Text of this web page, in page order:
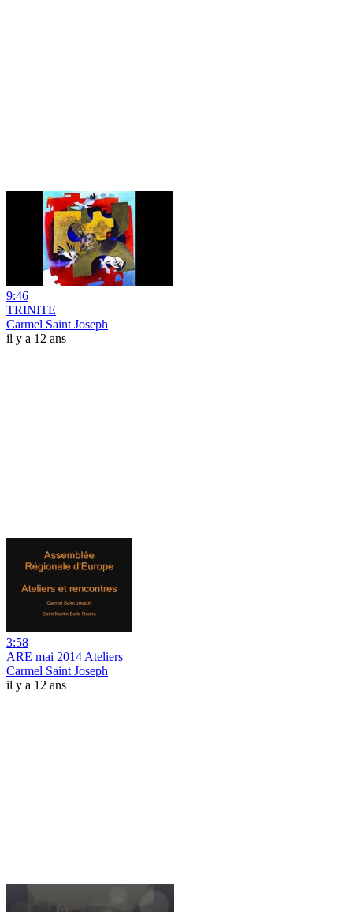
9:46
TRINITE
Carmel Saint Joseph
il y a 12 ans
3:58
ARE mai 2014 Ateliers
Carmel Saint Joseph
il y a 12 ans